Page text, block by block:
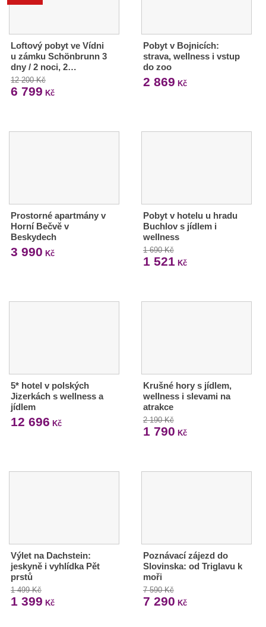
Loftový pobyt ve Vídni
u zámku Schönbrunn 3
dny / 2 noci, 2…
12 200 Kč
6 799 Kč
Pobyt v Bojnicích:
strava, wellness i vstup
do zoo
2 869 Kč
Prostorné apartmány v
Horní Bečvě v
Beskydech
3 990 Kč
Pobyt v hotelu u hradu
Buchlov s jídlem i
wellness
1 690 Kč
1 521 Kč
5* hotel v polských
Jizerkách s wellness a
jídlem
12 696 Kč
Krušné hory s jídlem,
wellness i slevami na
atrakce
2 190 Kč
1 790 Kč
Výlet na Dachstein:
jeskyně i vyhlídka Pět
prstů
1 499 Kč
1 399 Kč
Poznávací zájezd do
Slovinska: od Triglavu k
moři
7 590 Kč
7 290 Kč